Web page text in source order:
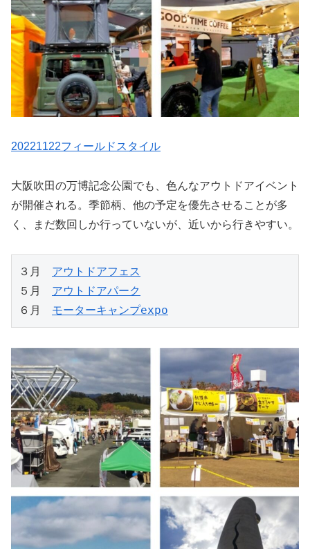
20221122フィールドスタイル
大阪吹田の万博記念公園でも、色んなアウトドアイベント
が開催される。季節柄、他の予定を優先させることが多
く、まだ数回しか行っていないが、近いから行きやすい。
３月 アウトドアフェス
５月 アウトドアパーク
６月 モーターキャンプexpo